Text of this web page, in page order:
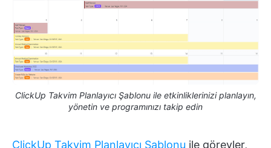
ClickUp Takvim Planlayıcı Şablonu ile etkinliklerinizi planlayın,
yönetin ve programınızı takip edin
ClickUp Takvim Planlayıcı Şablonu ile görevler,